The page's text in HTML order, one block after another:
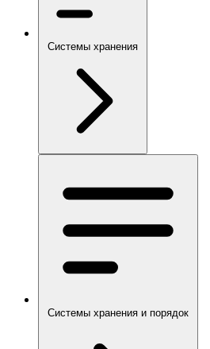
Системы хранения
Системы хранения и порядок